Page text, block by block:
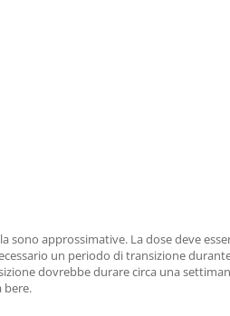
approssimative. La dose deve
un periodo di transizione
dovrebbe durare circa una
bere.